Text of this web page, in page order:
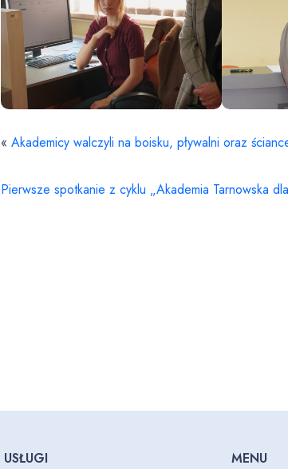
«Akademicy walczyli na boisku, pływalni oraz
Pierwsze spotkanie z cyklu „Akademia Tarnowska
USŁUGI MENU